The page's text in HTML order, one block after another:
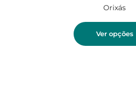
Orixás
Ver opções